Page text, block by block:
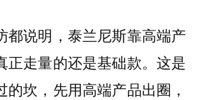
说明， 泰兰尼斯靠高端产
走量的还是基础款。 这是
的坎，先用高端产品出圈，